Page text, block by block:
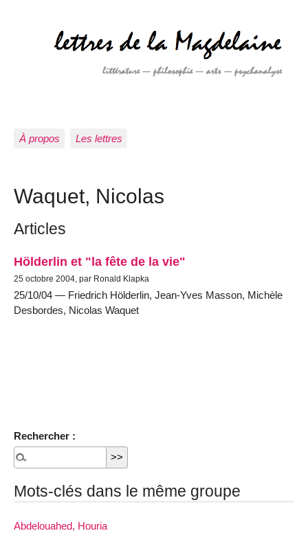
À propos Les lettres
Waquet, Nicolas
Articles
Hölderlin et "la fête de la vie"
25 octobre 2004, par Ronald Klapka
25/10/04 — Friedrich Hölderlin, Jean-Yves Masson, Michèle
Desbordes, Nicolas Waquet
Rechercher :
Mots-clés dans le même groupe
Abdelouahed, Houria